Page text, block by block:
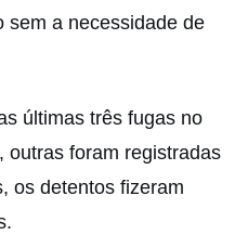
sem a necessidade de
últimas três fugas no
outras foram registradas
os detentos fizeram